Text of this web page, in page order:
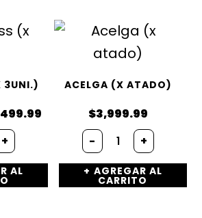
3UNI.)
EL
$2,499.99.
+
AL
ACELGA (X ATADO)
$3,999.99
- Acelga
(x
atado)
cantidad
+
AGREGAR AL
CARRITO